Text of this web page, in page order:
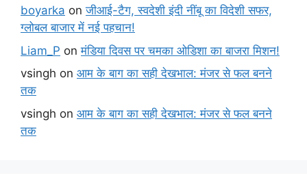
boyarka onजीआई-टैग, स्वदेशी इंदी नींबू का विदेशी सफर,
ग्लोबल बाजार में नई पहचान!
Liam_P onमंडिया दिवस पर चमका ओडिशा का बाजरा मिशन!
vsingh on आम के बाग का सही देखभाल: मंजर से फल बनने
तक
vsingh on आम के बाग का सही देखभाल: मंजर से फल बनने
तक